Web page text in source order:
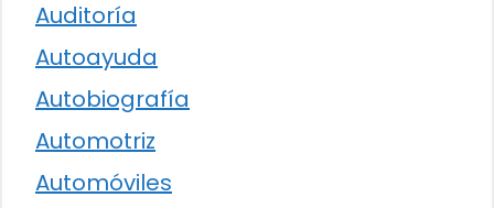
Auditoría
Autoayuda
Autobiografía
Automotriz
Automóviles